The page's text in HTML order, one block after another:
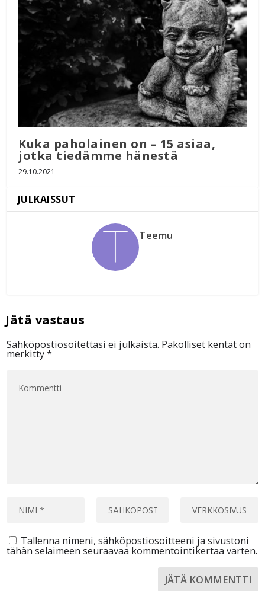
Kuka paholainen on – 15 asiaa,
jotka tiedämme hänestä
29.10.2021
Teemu
Sähköpostiosoitettasi ei julkaista. Pakolliset kentät on
merkitty*
Tallenna nimeni, sähköpostiosoitteeni ja sivustoni
tähän selaimeen seuraavaa kommentointikertaa varten.